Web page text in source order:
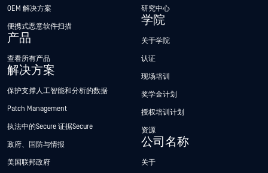
OEM 解决方案
便携式恶意软件扫描
产品
查看所有产品
解决方案
保护支撑人工智能和分析的数据
Patch Management
执法中的Secure 证据Secure
政府、国防与情报
美国联邦政府
研究中心
学院
关于学院
认证
现场培训
奖学金计划
授权培训计划
资源
公司名称
关于